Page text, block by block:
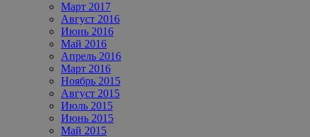
Март 2017
Август 2016
Июнь 2016
Май 2016
Апрель 2016
Март 2016
Ноябрь 2015
Август 2015
Июль 2015
Июнь 2015
Май 2015